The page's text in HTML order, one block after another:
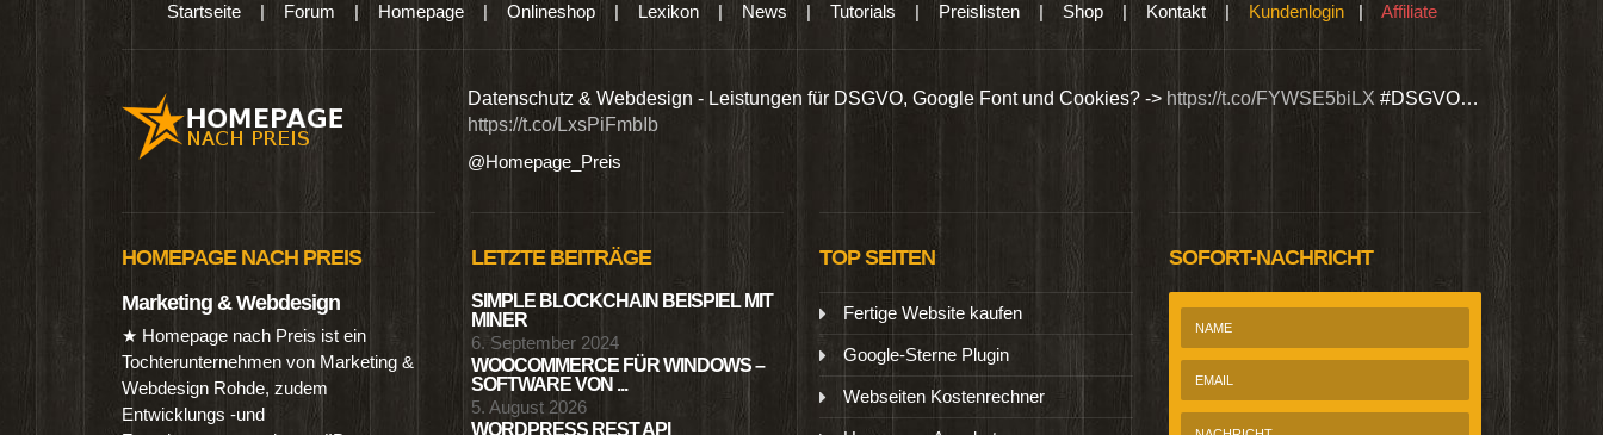
Startseite| Forum | Homepage| Onlineshop| Lexikon| News | Tutorials | Preislisten| Shop| Kontakt| Kundenlogin| Affiliate
Produkten wie Ebooks & DVDs.… Datenschutz & Webdesign - Leistungen für DSGVO, Google Font und Cookies? -> https://t.co/FYWSE5biLX #DSGVO…
https://t.co/LxsPiFmbIb
@Homepage_Preis
Wir bieten
HOMEPAGE NACH PREIS
Marketing & Webdesign
★ Homepage nach Preis ist ein
Tochterunternehmen von Marketing &
Webdesign Rohde, zudem
Entwicklungs -und
LETZTE BEITRÄGE
SIMPLE BLOCKCHAIN BEISPIEL MIT
MINER
6. September 2024
WOOCOMMERCE FÜR WINDOWS –
SOFTWARE VON ...
5. August 2026
WORDPRESS REST API
TOP SEITEN
Fertige Website kaufen
Google-Sterne Plugin
Webseiten Kostenrechner
SOFORT-NACHRICHT